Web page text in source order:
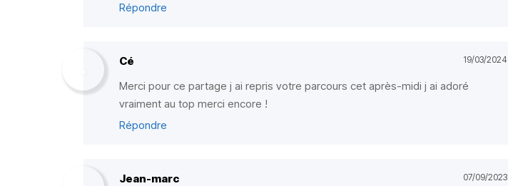
Répondre
Cé 19/03/2024
Merci pour ce partage j ai repris votre parcours cet après-midi j ai adoré
vraiment au top merci encore !
Répondre
Jean-marc 07/09/2023